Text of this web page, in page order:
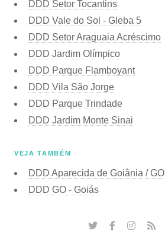
DDD Setor Tocantins
DDD Vale do Sol - Gleba 5
DDD Setor Araguaia Acréscimo
DDD Jardim Olímpico
DDD Parque Flamboyant
DDD Vila São Jorge
DDD Parque Trindade
DDD Jardim Monte Sinai
VEJA TAMBÉM
DDD Aparecida de Goiânia / GO
DDD GO - Goiás